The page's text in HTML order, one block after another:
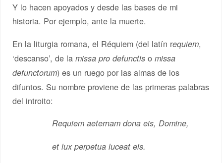
Y lo hacen apoyados y desde las bases de mi
historia. Por ejemplo, ante la muerte.
En la liturgia romana, el Réquiem (del latín requiem,
‘descanso’, de lamissa pro defunctis omissa
defunctorum) es un ruego por las almas de los
difuntos. Su nombre proviene de las primeras palabras
del introito:
Requiem aeternam dona eis, Domine,
et lux perpetua luceat eis.